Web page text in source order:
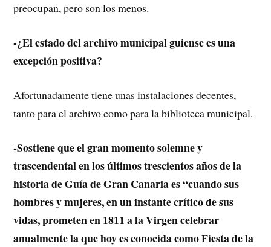
preocupan, pero son los menos.
-¿El estado del archivo municipal guiense es una
excepción positiva?
Afortunadamente tiene unas instalaciones decentes,
tanto para el archivo como para la biblioteca municipal.
-Sostiene que el gran momento solemne y
trascendental en los últimos trescientos años de la
historia de Guía de Gran Canaria es “cuando sus
hombres y mujeres, en un instante crítico de sus
vidas, prometen en 1811 a la Virgen celebrar
anualmente la que hoy es conocida como Fiesta de la